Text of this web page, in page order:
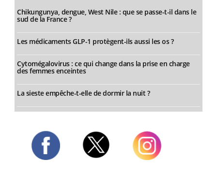
Chikungunya, dengue, West Nile : que se passe-t-il dans le
sud de la France ?
Les médicaments GLP-1 protègent-ils aussi les os ?
Cytomégalovirus : ce qui change dans la prise en charge
des femmes enceintes
La sieste empêche-t-elle de dormir la nuit ?